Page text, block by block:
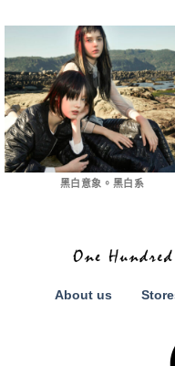
黑白意象。黑白系
About us